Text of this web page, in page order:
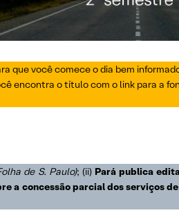
você comece o dia bem
encontra o título com o link para a
de S. Paulo); (ii) Pará publica
a concessão parcial dos serviços